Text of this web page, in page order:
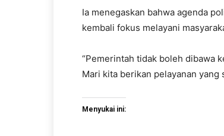
Ia menegaskan bahwa agenda
kembali fokus melayani
“Pemerintah tidak boleh dibawa
Mari kita berikan pelayanan
Menyukai ini: